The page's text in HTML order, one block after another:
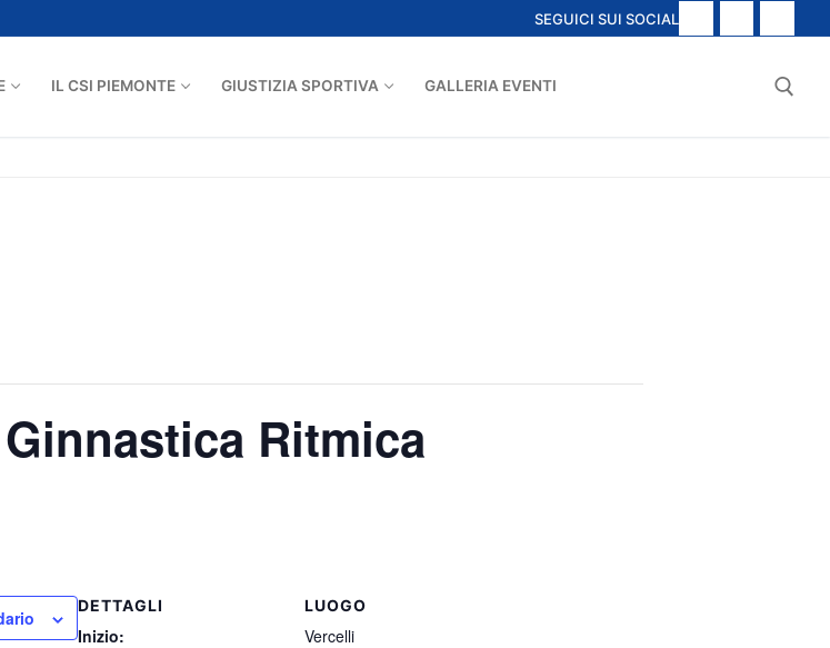
SEGUICI SUI SOCIAL
IL CSI PIEMONTE GIUSTIZIA SPORTIVA GALLERIA EVENTI
Ritmica
DETTAGLI
Inizio:
LUOGO
Vercelli